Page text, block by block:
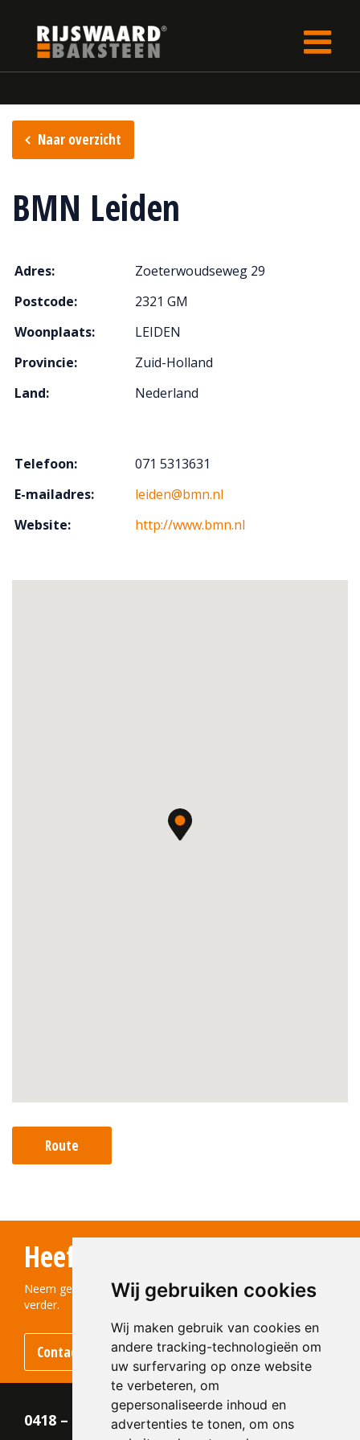
Wij gebruiken cookies
Wij maken gebruik van cookies en
andere tracking-technologieën om
uw surfervaring op onze website
te verbeteren, om
gepersonaliseerde inhoud en
advertenties te tonen, om ons
Naar overzicht
BMN Leiden
Adres:
Zoeterwoudseweg 29
Postcode:
2321 GM
Woonplaats:
LEIDEN
Provincie:
Zuid-Holland
Land:
Nederland
Telefoon:
071 5313631
E-mailadres:
leiden@bmn.nl
Website:
http://www.bmn.nl
Route
Heeft u vragen?
Neem gerust contact met ons op! We helpen u graag
verder.
Contact opnemen
0418 – 55 22 21